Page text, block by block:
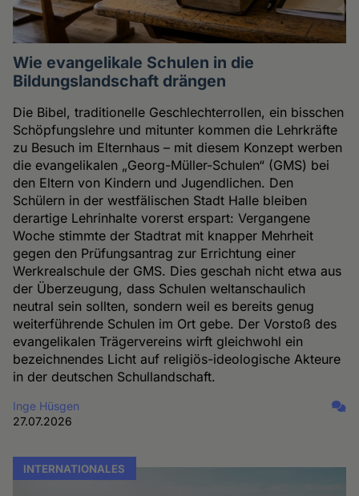
Wie evangelikale Schulen in die
Bildungslandschaft drängen
Die Bibel, traditionelle Geschlechterrollen, ein bisschen
Schöpfungslehre und mitunter kommen die Lehrkräfte
zu Besuch im Elternhaus – mit diesem Konzept werben
die evangelikalen „Georg-Müller-Schulen“ (GMS) bei
den Eltern von Kindern und Jugendlichen. Den
Schülern in der westfälischen Stadt Halle bleiben
derartige Lehrinhalte vorerst erspart: Vergangene
Woche stimmte der Stadtrat mit knapper Mehrheit
gegen den Prüfungsantrag zur Errichtung einer
Werkrealschule der GMS. Dies geschah nicht etwa aus
der Überzeugung, dass Schulen weltanschaulich
neutral sein sollten, sondern weil es bereits genug
weiterführende Schulen im Ort gebe. Der Vorstoß des
evangelikalen Trägervereins wirft gleichwohl ein
bezeichnendes Licht auf religiös-ideologische Akteure
in der deutschen Schullandschaft.
Inge Hüsgen
27.07.2026
INTERNATIONALES